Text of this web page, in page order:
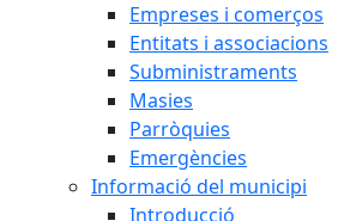
Empreses i comerços
Entitats i associacions
Subministraments
Masies
Parròquies
Emergències
Informació del municipi
Introducció